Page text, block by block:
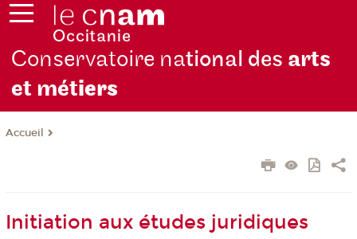
Conservatoire national des arts
et métiers
Accueil
Initiation aux études juridiques